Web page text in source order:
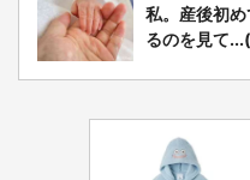
私。産後初
るのを見て